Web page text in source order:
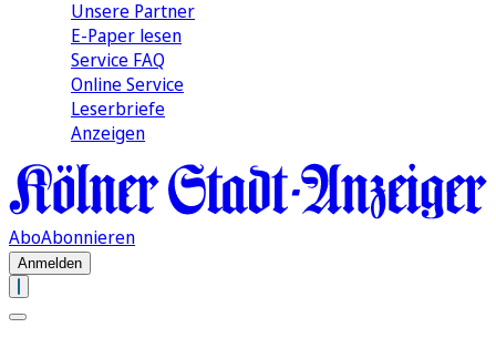
Unsere Partner
E-Paper lesen
Service FAQ
Online Service
Leserbriefe
Anzeigen
AboAbonnieren
Anmelden